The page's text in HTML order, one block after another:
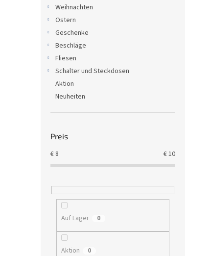
Weihnachten
Ostern
Geschenke
Beschläge
Fliesen
Schalter und Steckdosen
Aktion
Neuheiten
Preis
€8 €10
Auf Lager 0
Aktion 0